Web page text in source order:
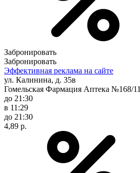
Забронировать
Забронировать
Эффективная реклама на сайте
ул. Калинина, д. 35в
Гомельская Фармация Аптека №168/11
до 21:30
в 11:29
до 21:30
4,89 р.